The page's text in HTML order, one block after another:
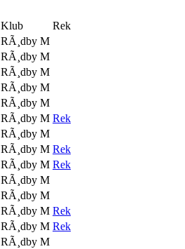
Klub
Rek
RÃ¸dby M
RÃ¸dby M
RÃ¸dby M
RÃ¸dby M
RÃ¸dby M
RÃ¸dby M Rek
RÃ¸dby M
RÃ¸dby M Rek
RÃ¸dby M Rek
RÃ¸dby M
RÃ¸dby M
RÃ¸dby M Rek
RÃ¸dby M Rek
RÃ¸dby M